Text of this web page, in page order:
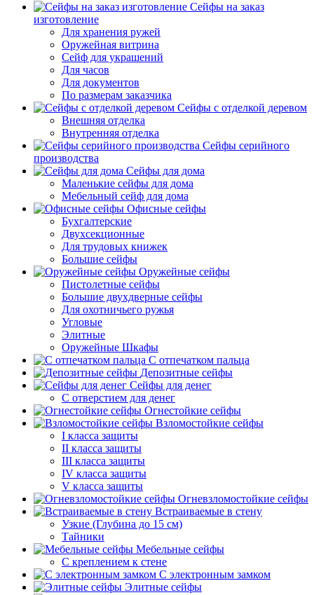
Сейфы на заказ
изготовление
Для хранения ружей
Оружейная витрина
Сейф для украшений
Для часов
Для документов
По размерам заказчика
Сейфы с отделкой деревом
Внешняя отделка
Внутренняя отделка
Сейфы серийного
производства
Сейфы для дома
Маленькие сейфы для дома
Мебельный сейф для дома
Офисные сейфы
Бухгалтерские
Двухсекционные
Для трудовых книжек
Большие сейфы
Оружейные сейфы
Пистолетные сейфы
Большие двухдверные сейфы
Для охотничьего ружья
Угловые
Элитные
Оружейные Шкафы
С отпечатком пальца
Депозитные сейфы
Сейфы для денег
С отверстием для денег
Огнестойкие сейфы
Взломостойкие сейфы
I класса защиты
II класса защиты
III класса защиты
IV класса защиты
V класса защиты
Огневзломостойкие сейфы
Встраиваемые в стену
Узкие (Глубина до 15 см)
Тайники
Мебельные сейфы
С креплением к стене
С электронным замком
Элитные сейфы